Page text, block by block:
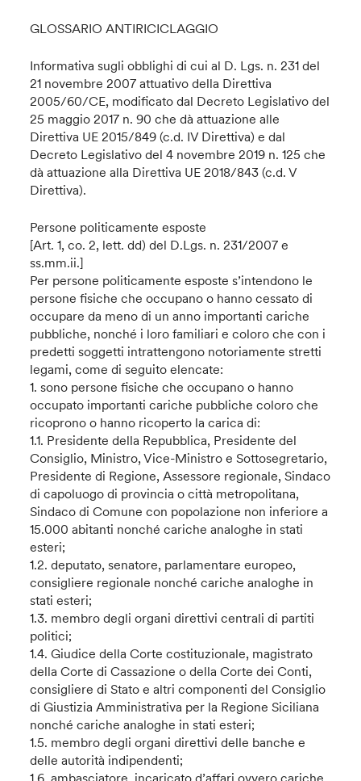
GLOSSARIO ANTIRICICLAGGIO
Informativa sugli obblighi di cui al D. Lgs. n. 231 del
21 novembre 2007 attuativo della Direttiva
2005/60/CE, modificato dal Decreto Legislativo del
25 maggio 2017 n. 90 che dà attuazione alle
Direttiva UE 2015/849 (c.d. IV Direttiva) e dal
Decreto Legislativo del 4 novembre 2019 n. 125 che
dà attuazione alla Direttiva UE 2018/843 (c.d. V
Direttiva).
Persone politicamente esposte
[Art. 1, co. 2, lett. dd) del D.Lgs. n. 231/2007 e
ss.mm.ii.]
Per persone politicamente esposte s’intendono le
persone fisiche che occupano o hanno cessato di
occupare da meno di un anno importanti cariche
pubbliche, nonché i loro familiari e coloro che con i
predetti soggetti intrattengono notoriamente stretti
legami, come di seguito elencate:
1. sono persone fisiche che occupano o hanno
occupato importanti cariche pubbliche coloro che
ricoprono o hanno ricoperto la carica di:
1.1. Presidente della Repubblica, Presidente del
Consiglio, Ministro, Vice-Ministro e Sottosegretario,
Presidente di Regione, Assessore regionale, Sindaco
di capoluogo di provincia o città metropolitana,
Sindaco di Comune con popolazione non inferiore a
15.000 abitanti nonché cariche analoghe in stati
esteri;
1.2. deputato, senatore, parlamentare europeo,
consigliere regionale nonché cariche analoghe in
stati esteri;
1.3. membro degli organi direttivi centrali di partiti
politici;
1.4. Giudice della Corte costituzionale, magistrato
della Corte di Cassazione o della Corte dei Conti,
consigliere di Stato e altri componenti del Consiglio
di Giustizia Amministrativa per la Regione Siciliana
nonché cariche analoghe in stati esteri;
1.5. membro degli organi direttivi delle banche e
delle autorità indipendenti;
1.6. ambasciatore, incaricato d’affari ovvero cariche